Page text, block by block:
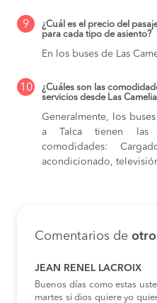
9
¿Cuál es el precio del
para cada tipo de asiento?
En los buses de Las
10
¿Cuáles son las
servicios desde Las
Generalmente, los
a Talca tienen las
comodidades:
acondicionado,
Comentarios de
JEAN RENEL LACROIX
Buenos días como estas
martes si dios quiere yo